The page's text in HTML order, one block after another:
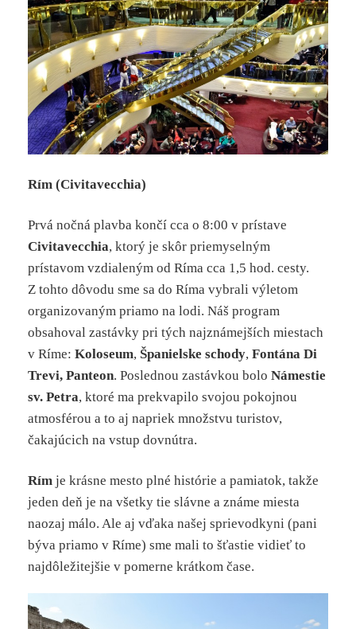
Rím (Civitavecchia)
Prvá nočná plavba končí cca o 8:00 v prístave
Civitavecchia, ktorý je skôr priemyselným
prístavom vzdialeným od Ríma cca 1,5 hod. cesty.
Z tohto dôvodu sme sa do Ríma vybrali výletom
organizovaným priamo na lodi. Náš program
obsahoval zastávky pri tých najznámejších miestach
v Ríme:Koloseum, Španielske schody,Fontána Di
Trevi, Panteon. Poslednou zastávkou boloNámestie
sv. Petra, ktoré ma prekvapilo svojou pokojnou
atmosférou a to aj napriek množstvu turistov,
čakajúcich na vstup dovnútra.
Rím je krásne mesto plné histórie a pamiatok, takže
jeden deň je na všetky tie slávne a známe miesta
naozaj málo. Ale aj vďaka našej sprievodkyni (pani
býva priamo v Ríme) sme mali to šťastie vidieť to
najdôležitejšie v pomerne krátkom čase.